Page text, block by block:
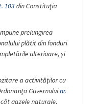
103din Constituţia
prelungirea
plătit din fonduri
ulterioare, şi
a activităţilor cu
Guvernuluinr.
gazele naturale,